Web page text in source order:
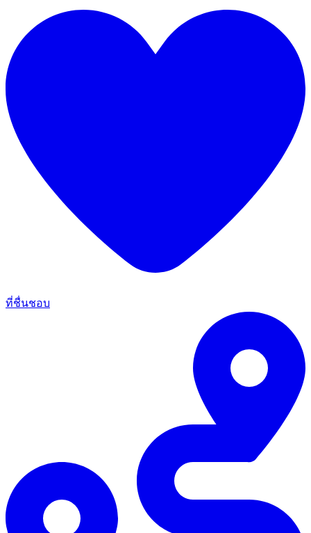
ที่ชื่นชอบ